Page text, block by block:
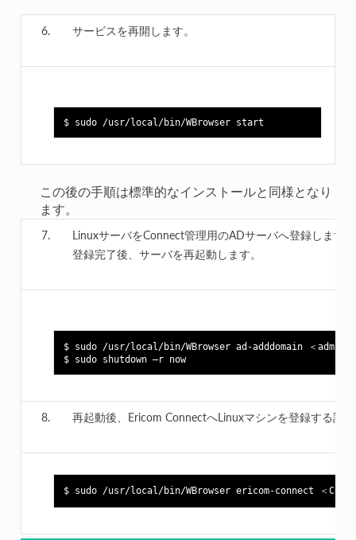
サービスを再開します。
この後の手順は標準的なインストールと同様となり
ます。
LinuxサーバをConnect管理用のADサーバへ登録します。
登録完了後、サーバを再起動します。
$ sudo /usr/local/bin/WBrowser ad-adddomain ＜
$ sudo shutdown –r now
再起動後、Ericom ConnectへLinuxマシンを登録する設